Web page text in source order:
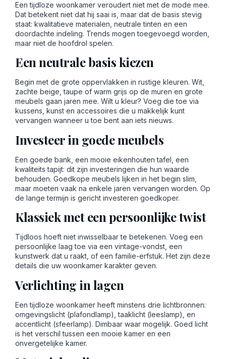
Een tijdloze woonkamer veroudert niet met de mode mee.
Dat betekent niet dat hij saai is, maar dat de basis stevig
staat: kwalitatieve materialen, neutrale tinten en een
doordachte indeling. Trends mogen toegevoegd worden,
maar niet de hoofdrol spelen.
Een neutrale basis kiezen
Begin met de grote oppervlakken in rustige kleuren. Wit,
zachte beige, taupe of warm grijs op de muren en grote
meubels gaan jaren mee. Wilt u kleur? Voeg die toe via
kussens, kunst en accessoires die u makkelijk kunt
vervangen wanneer u toe bent aan iets nieuws.
Investeer in goede meubels
Een goede bank, een mooie eikenhouten tafel, een
kwaliteits tapijt: dit zijn investeringen die hun waarde
behouden. Goedkope meubels lijken in het begin slim,
maar moeten vaak na enkele jaren vervangen worden. Op
de lange termijn is gericht investeren goedkoper.
Klassiek met een persoonlijke twist
Tijdloos hoeft niet inwisselbaar te betekenen. Voeg een
persoonlijke laag toe via een vintage-vondst, een
kunstwerk dat u raakt, of een familie-erfstuk. Het zijn deze
details die uw woonkamer karakter geven.
Verlichting in lagen
Een tijdloze woonkamer heeft minstens drie lichtbronnen:
omgevingslicht (plafondlamp), taaklicht (leeslamp), en
accentlicht (sfeerlamp). Dimbaar waar mogelijk. Goed licht
is het verschil tussen een mooie kamer en een
onvergetelijke kamer.